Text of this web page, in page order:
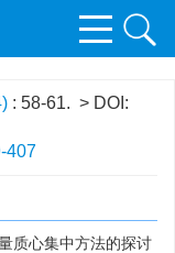
: 58-61. > DOI:
407
质心集中方法的探讨